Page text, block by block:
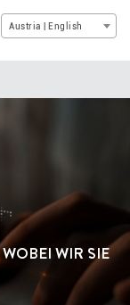
Austria | English
WIR SIE